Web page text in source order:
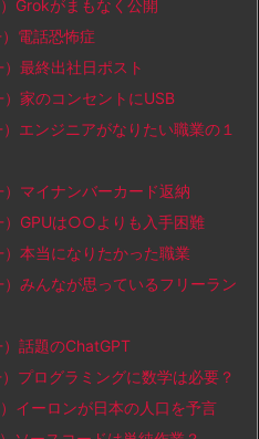
Grokがまもなく公開
電話恐怖症
最終出社日ポスト
家のコンセントにUSB
ンジニアがなりたい職業の１
マイナンバーカード返納
GPUは○○よりも入手困難
本当になりたかった職業
みんなが思っているフリーラン
話題のChatGPT
プログラミングに数学は必要？
イーロンが日本の人口を予言